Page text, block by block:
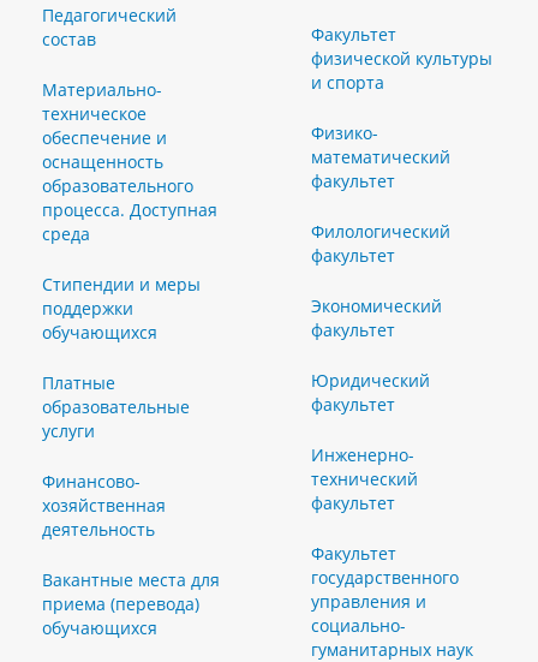
Педагогический
состав
Материально-
техническое
обеспечение и
оснащенность
образовательного
процесса. Доступная
среда
Стипендии и меры
поддержки
обучающихся
Платные
образовательные
услуги
Финансово-
хозяйственная
деятельность
Вакантные места для
приема (перевода)
обучающихся
Факультет
физической культуры
и спорта
Физико-
математический
факультет
Филологический
факультет
Экономический
факультет
Юридический
факультет
Инженерно-
технический
факультет
Факультет
государственного
управления и
социально-
гуманитарных наук